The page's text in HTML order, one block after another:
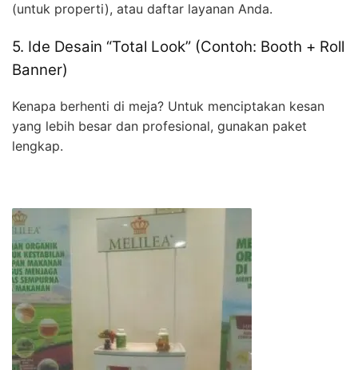
(untuk properti), atau daftar layanan Anda.
5. Ide Desain “Total Look” (Contoh: Booth + Roll
Banner)
Kenapa berhenti di meja? Untuk menciptakan kesan
yang lebih besar dan profesional, gunakan paket
lengkap.